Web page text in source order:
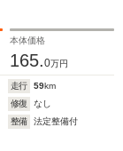
本体価格
165.0万円
走行 59km
修復
なし
整備
法定整備付